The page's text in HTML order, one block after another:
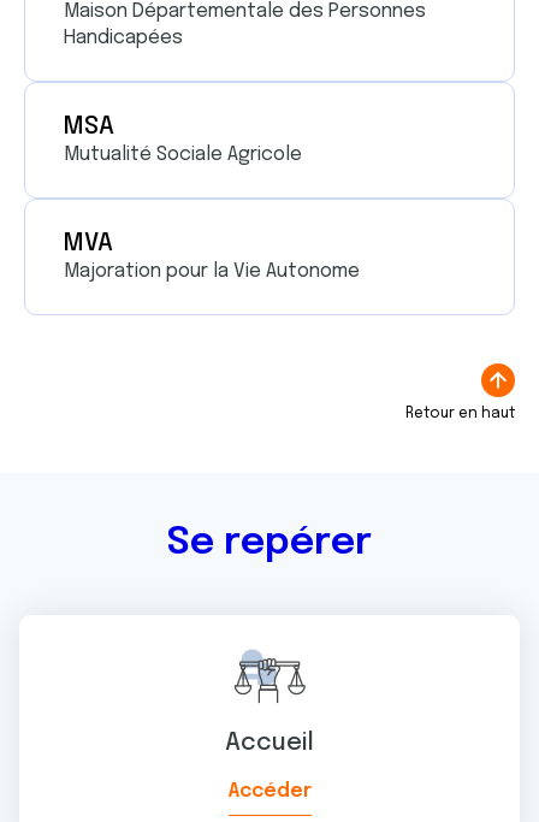
Maison Départementale des Personnes
Handicapées
MSA
Mutualité Sociale Agricole
MVA
Majoration pour la Vie Autonome
Retour en haut
Se repérer
Accueil
Accéder